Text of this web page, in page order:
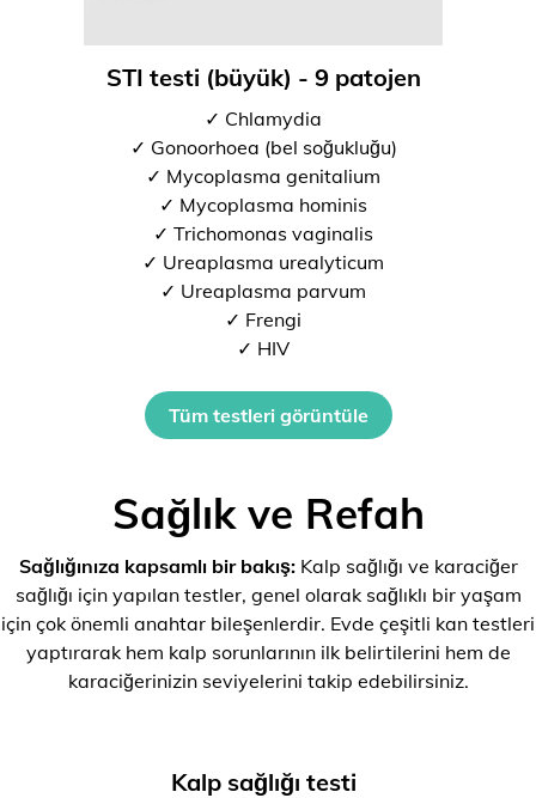
STI testi (büyük) - 9 patojen
✓ Chlamydia
✓ Gonoorhoea (bel soğukluğu)
✓ Mycoplasma genitalium
✓ Mycoplasma hominis
✓ Trichomonas vaginalis
✓ Ureaplasma urealyticum
✓ Ureaplasma parvum
✓ Frengi
✓ HIV
Tüm testleri görüntüle
Sağlık ve Refah
Sağlığınıza kapsamlı bir bakış:Kalp sağlığı ve karaciğer
sağlığı için yapılan testler, genel olarak sağlıklı bir yaşam
için çok önemli anahtar bileşenlerdir. Evde çeşitli kan testleri
yaptırarak hem kalp sorunlarının ilk belirtilerini hem de
karaciğerinizin seviyelerini takip edebilirsiniz.
Kalp sağlığı testi